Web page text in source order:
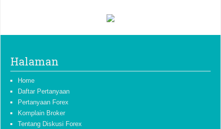
Halaman
Home
Daftar Pertanyaan
Pertanyaan Forex
Komplain Broker
Tentang Diskusi Forex